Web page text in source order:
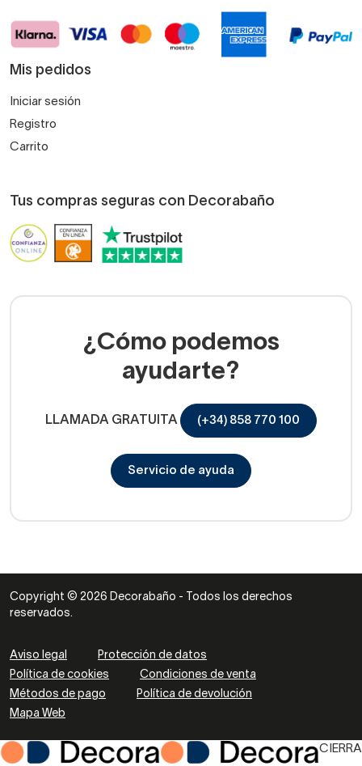
Mis pedidos
Iniciar sesión
Registro
Carrito
Tus compras seguras con Decorabaño
¿Cómo podemos
ayudarte?
LLAMADA GRATUITA (+34) 858 770 100
Servicio de ayuda
Copyright © 2026 Decorabaño - Todos los derechos
reservados.
Aviso legal
Protección de datos
Política de cookies
Condiciones de venta
Métodos de pago
Política de devolución
Mapa Web
CIERRA